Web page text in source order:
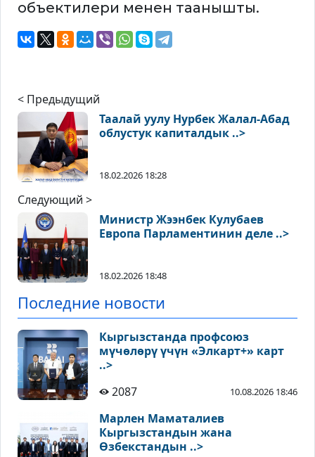
объектилери менен таанышты.
< Предыдущий
Таалай уулу Нурбек Жалал-Абад
облустук капиталдык ..>
18.02.2026 18:28
Следующий >
Министр Жээнбек Кулубаев
Европа Парламентинин деле ..>
18.02.2026 18:48
Последние новости
Кыргызстанда профсоюз
мүчөлөрү үчүн «Элкарт+» карт
..>
2087
10.08.2026 18:46
Марлен Маматалиев
Кыргызстандын жана
Өзбекстандын ..>